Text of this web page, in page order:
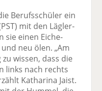
Berufsschüler ein
mit den Lägler-
sie einen Eiche-
neu ölen. „Am
wissen, dass die
links nach rechts
Katharina Jaist.